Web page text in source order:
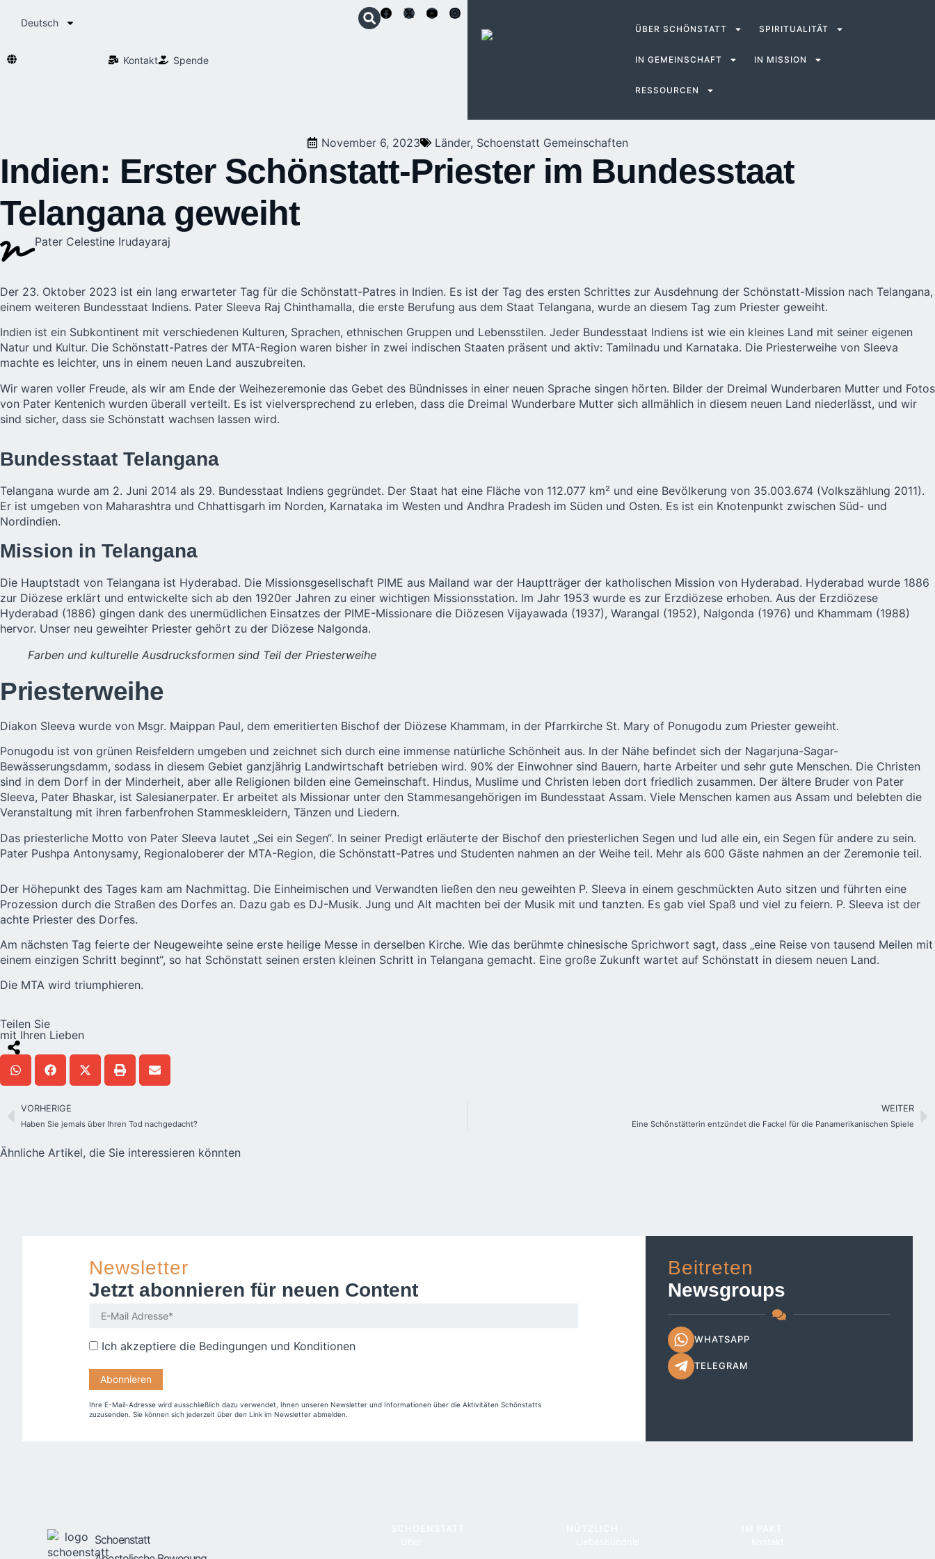
Deutsch
Kontakt Spende
ÜBER SCHÖNSTATT SPIRITUALITÄT
IN GEMEINSCHAFT IN MISSION
RESSOURCEN
November 6, 2023 Länder, Schoenstatt Gemeinschaften
Indien: Erster Schönstatt-Priester im Bundesstaat
Telangana geweiht
Pater Celestine Irudayaraj
Der 23. Oktober 2023 ist ein lang erwarteter Tag für die Schönstatt-Patres in Indien. Es ist der Tag des ersten Schrittes zur Ausdehnung der Schönstatt-Mission nach Telangana,
einem weiteren Bundesstaat Indiens. Pater Sleeva Raj Chinthamalla, die erste Berufung aus dem Staat Telangana, wurde an diesem Tag zum Priester geweiht.
Indien ist ein Subkontinent mit verschiedenen Kulturen, Sprachen, ethnischen Gruppen und Lebensstilen. Jeder Bundesstaat Indiens ist wie ein kleines Land mit seiner eigenen
Natur und Kultur. Die Schönstatt-Patres der MTA-Region waren bisher in zwei indischen Staaten präsent und aktiv: Tamilnadu und Karnataka. Die Priesterweihe von Sleeva
machte es leichter, uns in einem neuen Land auszubreiten.
Wir waren voller Freude, als wir am Ende der Weihezeremonie das Gebet des Bündnisses in einer neuen Sprache singen hörten. Bilder der Dreimal Wunderbaren Mutter und Fotos
von Pater Kentenich wurden überall verteilt. Es ist vielversprechend zu erleben, dass die Dreimal Wunderbare Mutter sich allmählich in diesem neuen Land niederlässt, und wir
sind sicher, dass sie Schönstatt wachsen lassen wird.
Bundesstaat Telangana
Telangana wurde am 2. Juni 2014 als 29. Bundesstaat Indiens gegründet. Der Staat hat eine Fläche von 112.077 km² und eine Bevölkerung von 35.003.674 (Volkszählung 2011).
Er ist umgeben von Maharashtra und Chhattisgarh im Norden, Karnataka im Westen und Andhra Pradesh im Süden und Osten. Es ist ein Knotenpunkt zwischen Süd- und
Nordindien.
Mission in Telangana
Die Hauptstadt von Telangana ist Hyderabad. Die Missionsgesellschaft PIME aus Mailand war der Hauptträger der katholischen Mission von Hyderabad. Hyderabad wurde 1886
zur Diözese erklärt und entwickelte sich ab den 1920er Jahren zu einer wichtigen Missionsstation. Im Jahr 1953 wurde es zur Erzdiözese erhoben. Aus der Erzdiözese
Hyderabad (1886) gingen dank des unermüdlichen Einsatzes der PIME-Missionare die Diözesen Vijayawada (1937), Warangal (1952), Nalgonda (1976) und Khammam (1988)
hervor. Unser neu geweihter Priester gehört zu der Diözese Nalgonda.
Farben und kulturelle Ausdrucksformen sind Teil der Priesterweihe
Priesterweihe
Diakon Sleeva wurde von Msgr. Maippan Paul, dem emeritierten Bischof der Diözese Khammam, in der Pfarrkirche St. Mary of Ponugodu zum Priester geweiht.
Ponugodu ist von grünen Reisfeldern umgeben und zeichnet sich durch eine immense natürliche Schönheit aus. In der Nähe befindet sich der Nagarjuna-Sagar-
Bewässerungsdamm, sodass in diesem Gebiet ganzjährig Landwirtschaft betrieben wird. 90% der Einwohner sind Bauern, harte Arbeiter und sehr gute Menschen. Die Christen
sind in dem Dorf in der Minderheit, aber alle Religionen bilden eine Gemeinschaft. Hindus, Muslime und Christen leben dort friedlich zusammen. Der ältere Bruder von Pater
Sleeva, Pater Bhaskar, ist Salesianerpater. Er arbeitet als Missionar unter den Stammesangehörigen im Bundesstaat Assam. Viele Menschen kamen aus Assam und belebten die
Veranstaltung mit ihren farbenfrohen Stammeskleidern, Tänzen und Liedern.
Das priesterliche Motto von Pater Sleeva lautet „Sei ein Segen“. In seiner Predigt erläuterte der Bischof den priesterlichen Segen und lud alle ein, ein Segen für andere zu sein.
Pater Pushpa Antonysamy, Regionaloberer der MTA-Region, die Schönstatt-Patres und Studenten nahmen an der Weihe teil. Mehr als 600 Gäste nahmen an der Zeremonie teil.
Der Höhepunkt des Tages kam am Nachmittag. Die Einheimischen und Verwandten ließen den neu geweihten P. Sleeva in einem geschmückten Auto sitzen und führten eine
Prozession durch die Straßen des Dorfes an. Dazu gab es DJ-Musik. Jung und Alt machten bei der Musik mit und tanzten. Es gab viel Spaß und viel zu feiern. P. Sleeva ist der
achte Priester des Dorfes.
Am nächsten Tag feierte der Neugeweihte seine erste heilige Messe in derselben Kirche. Wie das berühmte chinesische Sprichwort sagt, dass „eine Reise von tausend Meilen mit
einem einzigen Schritt beginnt“, so hat Schönstatt seinen ersten kleinen Schritt in Telangana gemacht. Eine große Zukunft wartet auf Schönstatt in diesem neuen Land.
Die MTA wird triumphieren.
Teilen Sie
mit Ihren Lieben
VORHERIGE
Haben Sie jemals über Ihren Tod nachgedacht?
WEITER
Eine Schönstätterin entzündet die Fackel für die Panamerikanischen Spiele
Ähnliche Artikel, die Sie interessieren könnten
Newsletter
Jetzt abonnieren für neuen Content
Ich akzeptiere die Bedingungen und Konditionen
Ihre E-Mail-Adresse wird ausschließlich dazu verwendet, Ihnen unseren Newsletter und Informationen über die Aktivitäten Schönstatts
zuzusenden. Sie können sich jederzeit über den Link im Newsletter abmelden.
Beitreten
Newsgroups
WHATSAPP
TELEGRAM
Schoenstatt